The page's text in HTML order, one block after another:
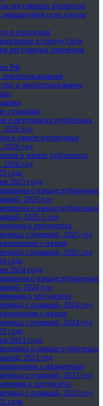
регулярных перевозок
сети города
в городском
в городе Орле
регулярных перевозок
РФ
и землепользование
слушания
о результатах публичных
2026 год
о начале публичных
2026 год
о начале публичных
2026 год
года
2025 года
о начале публичных
2025 год
о начале публичных
2025-1 год
о результатах
слушаний, 2025 год
о начале
слушаний, 2025 год
года
2024 года
о начале публичных
2024 год
о результатах
слушаний, 2024 год
о начале
слушаний, 2024 год
года
2023 года
о начале публичных
2023 год
о назначении
слушаний, 2023 год
о результатах
слушаний, 2023 год
года